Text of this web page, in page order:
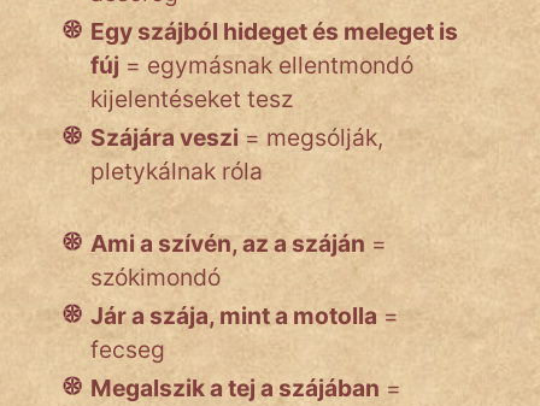
Egy szájból hideget és meleget is
fúj = egymásnak ellentmondó
kijelentéseket tesz
Szájára veszi = megsólják,
pletykálnak róla
Ami a szívén, az a száján =
szókimondó
Jár a szája, mint a motolla =
fecseg
Megalszik a tej a szájában =